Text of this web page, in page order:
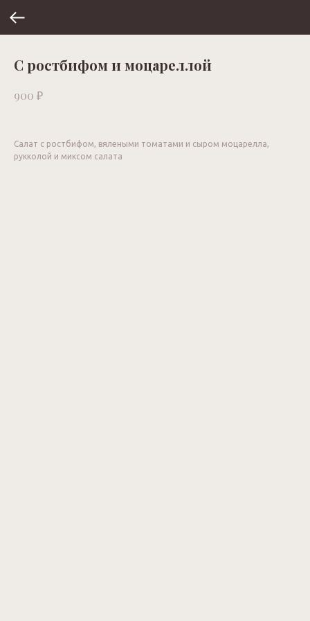
С ростбифом и моцареллой
900 ₽
Салат с ростбифом, вялеными томатами и сыром моцарелла,
рукколой и миксом салата